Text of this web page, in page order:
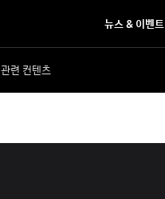
뉴스 & 이벤트
관련 컨텐츠